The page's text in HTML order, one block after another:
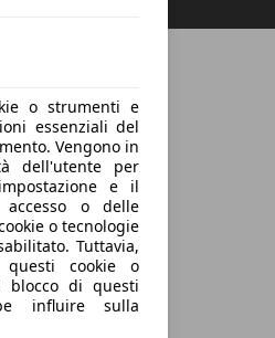
o strumenti e
essenziali del
Vengono in
dell'utente per
e il
o delle
o tecnologie
Tuttavia,
questi cookie o
blocco di questi
influire sulla